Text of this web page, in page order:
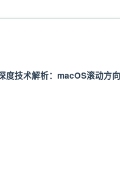
度技术解析：macOS滚动方